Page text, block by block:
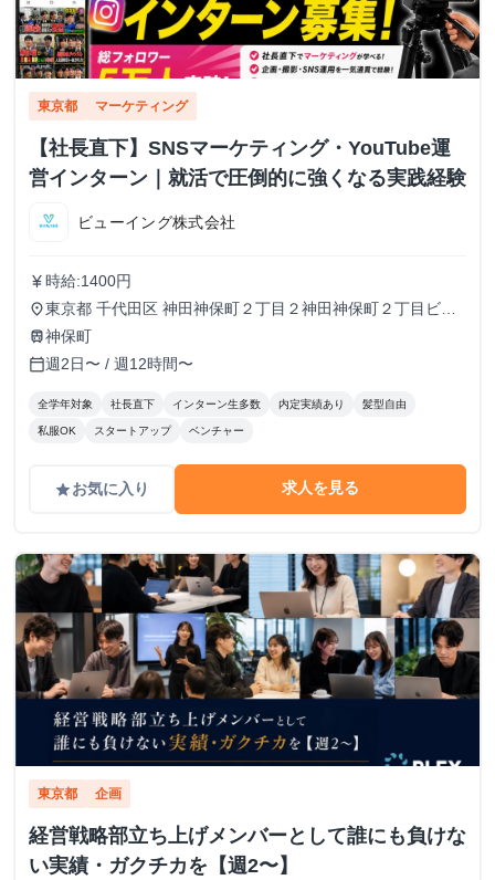
東京都 マーケティング
【社長直下】SNSマーケティング・YouTube運
営インターン｜就活で圧倒的に強くなる実践経験
ビューイング株式会社
currency_yen 時給:1400円
place東京都 千代田区 神田神保町２丁目２神田神保町２丁目ビル
５０２号室
train神保町
calendar_today週2日〜 / 週12時間〜
全学年対象 社長直下 インターン生多数 内定実績あり 髪型自由
私服OK スタートアップ ベンチャー
gradeお気に入り 求人を見る
東京都 企画
経営戦略部立ち上げメンバーとして誰にも負けな
い実績・ガクチカを【週2〜】